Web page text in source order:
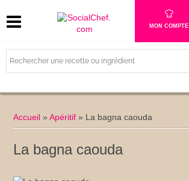
MON COMPTE
Accueil »Apéritif » La bagna caouda
La bagna caouda